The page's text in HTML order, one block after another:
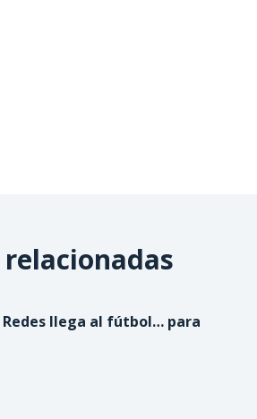
Redes llega al fútbol… para